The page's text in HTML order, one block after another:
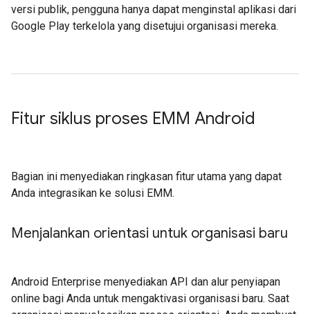
versi publik, pengguna hanya dapat menginstal aplikasi dari
Google Play terkelola yang disetujui organisasi mereka.
Fitur siklus proses EMM Android
Bagian ini menyediakan ringkasan fitur utama yang dapat
Anda integrasikan ke solusi EMM.
Menjalankan orientasi untuk organisasi baru
Android Enterprise menyediakan API dan alur penyiapan
online bagi Anda untuk mengaktivasi organisasi baru. Saat